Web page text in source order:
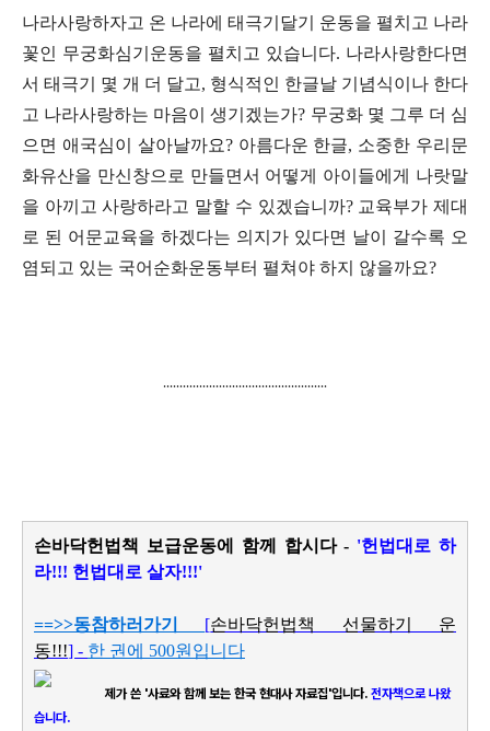
나라사랑하자고 온 나라에 태극기달기 운동을 펼치고 나라
꽃인 무궁화심기운동을 펼치고 있습니다. 나라사랑한다면
서 태극기 몇 개 더 달고, 형식적인 한글날 기념식이나 한다
고 나라사랑하는 마음이 생기겠는가? 무궁화 몇 그루 더 심
으면 애국심이 살아날까요? 아름다운 한글, 소중한 우리문
화유산을 만신창으로 만들면서 어떻게 아이들에게 나랏말
을 아끼고 사랑하라고 말할 수 있겠습니까? 교육부가 제대
로 된 어문교육을 하겠다는 의지가 있다면 날이 갈수록 오
염되고 있는 국어순화운동부터 펼쳐야 하지 않을까요?
..................................................
손바닥헌법책 보급운동에 함께 합시다 - '헌법대로 하
라!!! 헌법대로 살자!!!'
==>>동참하러가기 [손바닥헌법책 선물하기 운
동!!!] - 한 권에 500원입니다
제가 쓴 '사료와 함께 보는 한국 현대사 자료집'입니다. 전자책으로 나왔
습니다.